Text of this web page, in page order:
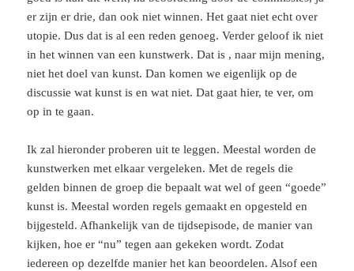
er zijn er drie, dan ook niet winnen. Het gaat niet echt over
utopie. Dus dat is al een reden genoeg. Verder geloof ik niet
in het winnen van een kunstwerk. Dat is , naar mijn mening,
niet het doel van kunst. Dan komen we eigenlijk op de
discussie wat kunst is en wat niet. Dat gaat hier, te ver, om
op in te gaan.
Ik zal hieronder proberen uit te leggen. Meestal worden de
kunstwerken met elkaar vergeleken. Met de regels die
gelden binnen de groep die bepaalt wat wel of geen “goede”
kunst is. Meestal worden regels gemaakt en opgesteld en
bijgesteld. Afhankelijk van de tijdsepisode, de manier van
kijken, hoe er “nu” tegen aan gekeken wordt. Zodat
iedereen op dezelfde manier het kan beoordelen. Alsof een